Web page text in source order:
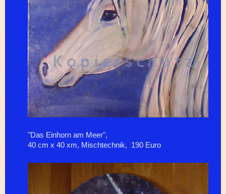
"Das Einhorn am Meer",
40 cm x 40 xm, Mischtechnik, 190 Euro